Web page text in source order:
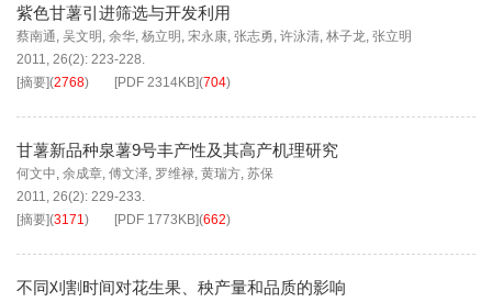
紫色甘薯引进筛选与开发利用
蔡南通, 吴文明 , 余华, 杨立明 , 宋永康, 张志勇, 许泳清, 林子龙, 张立明
2011, 26(2): 223-228.
[摘要](2768) [PDF 2314KB](704)
甘薯新品种泉薯9号丰产性及其高产机理研究
何文中, 余成章, 傅文泽, 罗维禄, 黄瑞方, 苏保
2011, 26(2): 229-233.
[摘要](3171) [PDF 1773KB](662)
不同刈割时间对花生果、秧产量和品质的影响